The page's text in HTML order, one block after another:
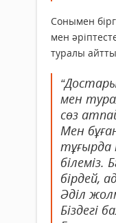
Сонымен
мен
туралы
мен
сөз
Мен
білеміз.
бірдей,
Әділ
Біздегі